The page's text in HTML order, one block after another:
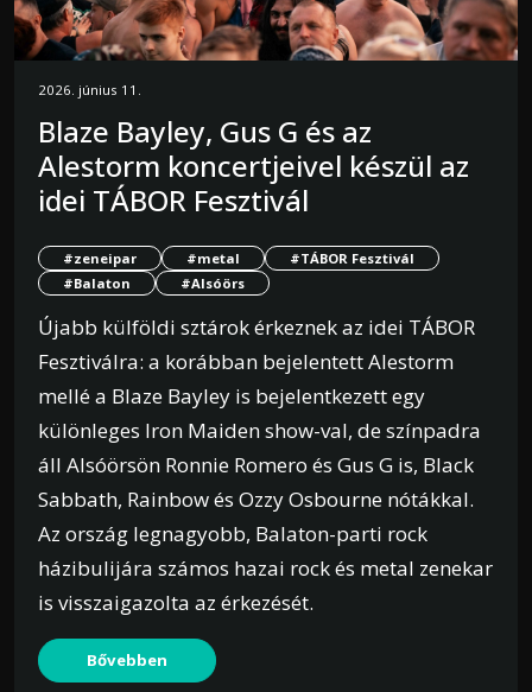
2026. június 11.
Blaze Bayley, Gus G és az
Alestorm koncertjeivel készül az
idei TÁBOR Fesztivál
#zeneipar #metal
#TÁBOR Fesztivál
#Balaton
#Alsóörs
Újabb külföldi sztárok érkeznek az idei TÁBOR
Fesztiválra: a korábban bejelentett Alestorm
mellé a Blaze Bayley is bejelentkezett egy
különleges Iron Maiden show-val, de színpadra
áll Alsóörsön Ronnie Romero és Gus G is, Black
Sabbath, Rainbow és Ozzy Osbourne nótákkal.
Az ország legnagyobb, Balaton-parti rock
házibulijára számos hazai rock és metal zenekar
is visszaigazolta az érkezését.
Bővebben